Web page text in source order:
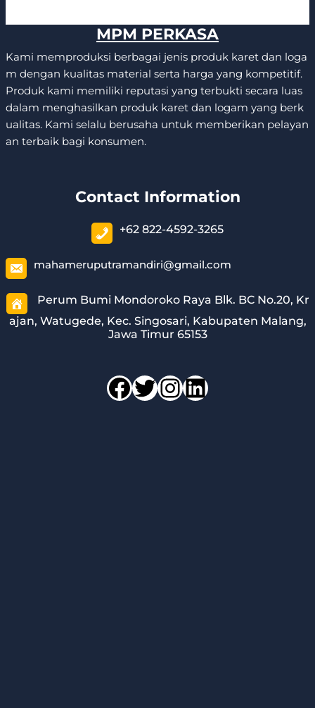
MPM PERKASA
Kami memproduksi berbagai jenis produk karet dan loga
m dengan kualitas material serta harga yang kompetitif.
Produk kami memiliki reputasi yang terbukti secara luas
dalam menghasilkan produk karet dan logam yang berk
ualitas. Kami selalu berusaha untuk memberikan pelayan
an terbaik bagi konsumen.
Contact Information
+62 822-4592-3265
mahameruputramandiri@gmail.com
Perum Bumi Mondoroko Raya Blk. BC No.20, Kr
ajan, Watugede, Kec. Singosari, Kabupaten Malang,
Jawa Timur 65153
Facebook
Twitter
Instagram
LinkedIn